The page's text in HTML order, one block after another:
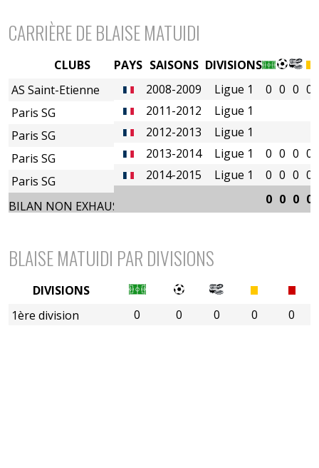
CARRIÈRE DE BLAISE MATUIDI
PAYS SAISONS DIVISIONS
2008-2009
Ligue 1 0 0 0 0
2011-2012
Ligue 1
2012-2013
Ligue 1
2013-2014
Ligue 1 0 0 0 0
2014-2015
Ligue 1 0 0 0 0
0 0 0 0
CLUBS
AS Saint-Etienne
Paris SG
Paris SG
Paris SG
Paris SG
BILAN NON EXHAUSTIF
BLAISE MATUIDI PAR DIVISIONS
0 0 0 0 0
DIVISIONS
1ère division